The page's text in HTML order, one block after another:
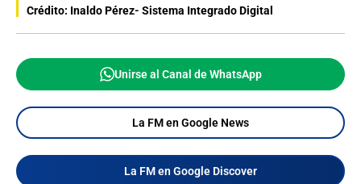
Crédito: Inaldo Pérez- Sistema Integrado Digital
Unirse al Canal de WhatsApp
La FM en Google News
La FM en Google Discover